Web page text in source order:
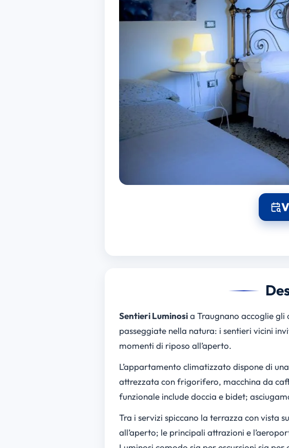
Sentieri Luminosia Traugnano accoglie gli
passeggiate nella natura: i sentieri vicini
momenti di riposo all’aperto.
L’appartamento climatizzato dispone di
attrezzata con frigorifero, macchina da
funzionale include doccia e bidet;
Tra i servizi spiccano la terrazza con vista
all’aperto; le principali attrazioni e